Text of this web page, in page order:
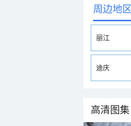
周边地区
丽江
迪庆
高清图集